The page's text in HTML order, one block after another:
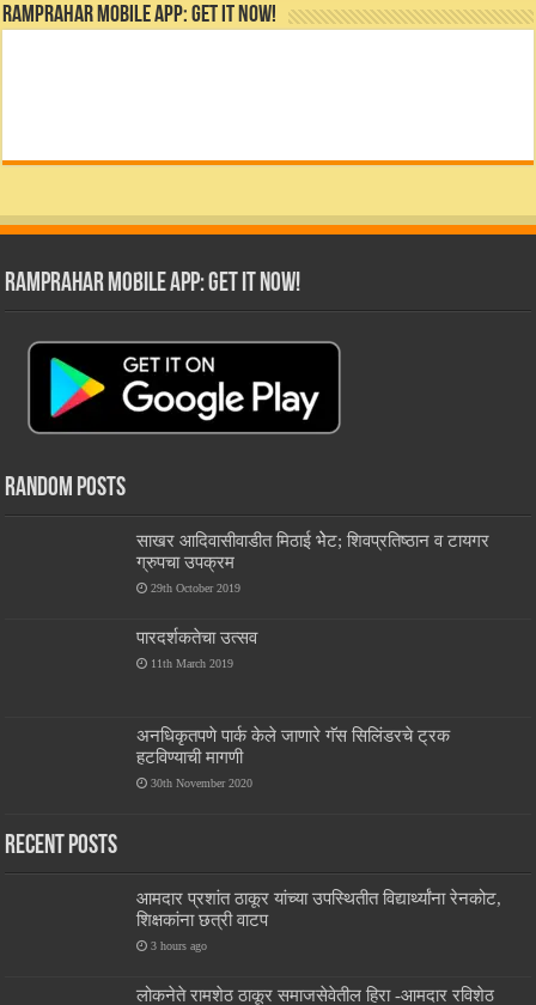
RamPrahar Mobile App: Get it Now!
RamPrahar Mobile App: Get it Now!
Random Posts
साखर आदिवासीवाडीत मिठाई भेेट; शिवप्रतिष्ठान व टायगर
ग्रुपचा उपक्रम
29th October 2019
पारदर्शकतेचा उत्सव
11th March 2019
अनधिकृतपणे पार्क केले जाणारे गॅस सिलिंडरचे ट्रक
हटविण्याची मागणी
30th November 2020
Recent Posts
आमदार प्रशांत ठाकूर यांच्या उपस्थितीत विद्यार्थ्यांना रेनकोट,
शिक्षकांना छत्री वाटप
3 hours ago
लोकनेते रामशेठ ठाकूर समाजसेवेतील हिरा -आमदार रविशेठ